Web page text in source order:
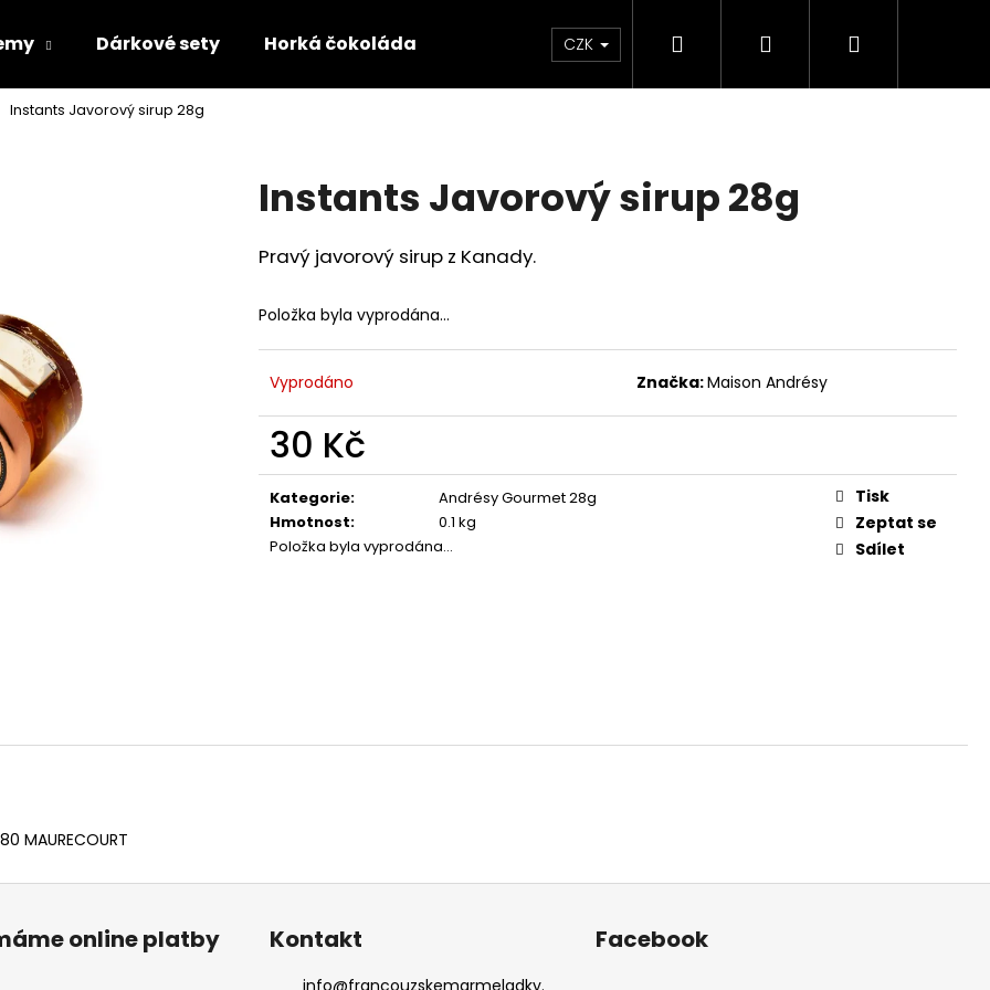
Dárkové sety Horká čokoláda Chutney Hodnocení obchodu
CZK Hledat PřihlášeníNákupní
Instants Javorový sirup 28g
Instants Javorový sirup 28g
Pravý javorový sirup z Kanady.
Položka byla vyprodána…
Vyprodáno Značka:Maison Andrésy
30 Kč
Měrná
cena:
Kategorie:
Andrésy Gourmet 28g
Hmotnost:
0.1 kg
Položka byla vyprodána…
Tisk
Zeptat se
Sdílet
MAURECOURT
Co potřebujete najít?
HLEDAT
online platby Kontakt
info@francouzskemarmeladky.
Facebook